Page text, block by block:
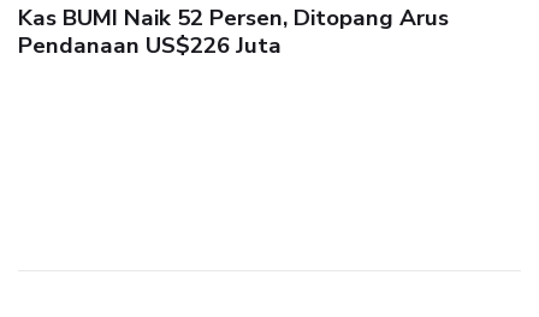
Kas BUMI Naik 52 Persen, Ditopang Arus
Pendanaan US$226 Juta